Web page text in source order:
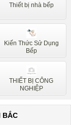
Thiết bị nhà bếp
Kiến Thức Sử Dụng
Bếp
THIẾT BỊ CÔNG
NGHIỆP
BẮC